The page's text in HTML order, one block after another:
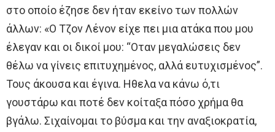
στο οποίο έζησε δεν ήταν εκείνο των πολλών
άλλων: «Ο Τζον Λένον είχε πει μια ατάκα που μου
έλεγαν και οι δικοί μου: “Οταν μεγαλώσεις δεν
θέλω να γίνεις επιτυχημένος, αλλά ευτυχισμένος”.
Τους άκουσα και έγινα. Ηθελα να κάνω ό,τι
γουστάρω και ποτέ δεν κοίταξα πόσο χρήμα θα
βγάλω. Σιχαίνομαι το βύσμα και την αναξιοκρατία,